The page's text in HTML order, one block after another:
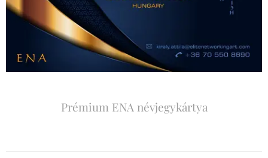
Prémium ENA névjegykártya